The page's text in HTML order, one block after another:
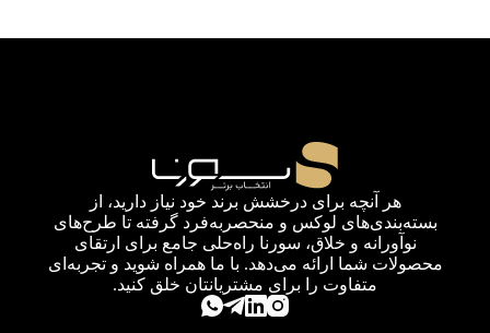
هر آنچه برای درخشش برند خود نیاز دارید، از
بسته‌بندی‌های لوکس و منحصربه‌فرد گرفته تا طرح‌های
نوآورانه و خلاق، سورنا راه‌حلی جامع برای ارتقای
محصولات شما ارائه می‌دهد. با ما همراه شوید و تجربه‌ای
متفاوت را برای مشتریانتان خلق کنید.